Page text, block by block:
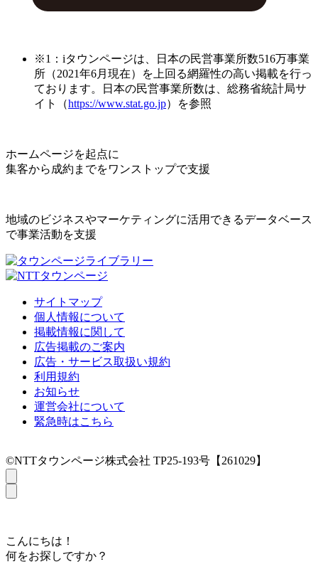
※1：iタウンページは、日本の民営事業所数516万事業
所（2021年6月現在）を上回る網羅性の高い掲載を行っ
ております。日本の民営事業所数は、総務省統計局サ
イト（https://www.stat.go.jp）を参照
ホームページを起点に
集客から成約までをワンストップで支援
地域のビジネスやマーケティングに活用できるデータベース
で事業活動を支援
サイトマップ
個人情報について
掲載情報に関して
広告掲載のご案内
広告・サービス取扱い規約
利用規約
お知らせ
運営会社について
緊急時はこちら
©NTTタウンページ株式会社 TP25-193号【261029】
こんにちは！
何をお探しですか？